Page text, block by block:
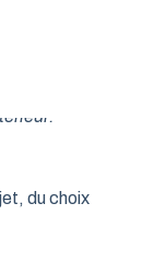
du choix